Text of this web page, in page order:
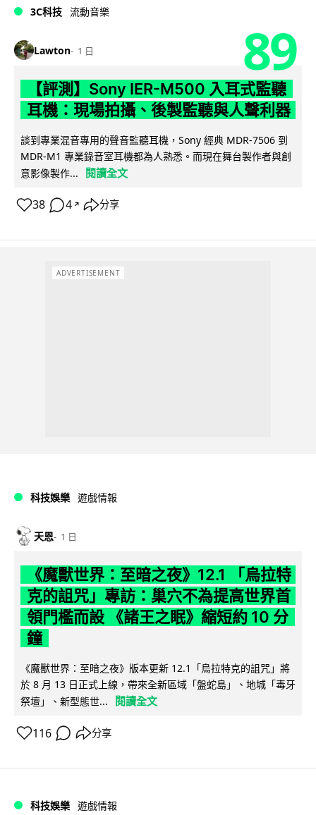
3C科技 流動音樂
Lawton 1 日 89
【評測】Sony IER-M500 入耳式監聽
耳機：現場拍攝、後製監聽與人聲利器
談到專業混音專用的聲音監聽耳機，Sony 經典 MDR-7506 到
MDR-M1 專業錄音室耳機都為人熟悉。而現在舞台製作者與創
意影像製作...
閱讀全文
38 4 ↗ 分享
ADVERTISEMENT
科技娛樂 遊戲情報
天恩 1 日
《魔獸世界：至暗之夜》12.1 「烏拉特
克的詛咒」專訪：巢穴不為提高世界首
領門檻而設 《諸王之眠》縮短約 10 分
鐘
《魔獸世界：至暗之夜》版本更新 12.1「烏拉特克的詛咒」將
於 8 月 13 日正式上線，帶來全新區域「盤蛇島」、地城「毒牙
祭壇」、新型態世...
閱讀全文
116 分享
科技娛樂 遊戲情報